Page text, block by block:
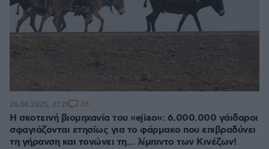
Η σκοτεινή βιομηχανία του «ejiao»: 6.000.000 γάιδαροι
σφαγιάζονται ετησίως για το φάρμακο που επιβραδύνει
τη γήρανση και τονώνει τη... λίμπιντο των Κινέζων!
26.06.2025, 21:21 36